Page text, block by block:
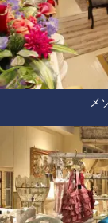
メ